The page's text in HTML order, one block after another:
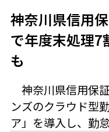
神奈川県信用
で年度末処理
も
神奈川県信用保
ンズのクラウド型
ア」を導入し、勤